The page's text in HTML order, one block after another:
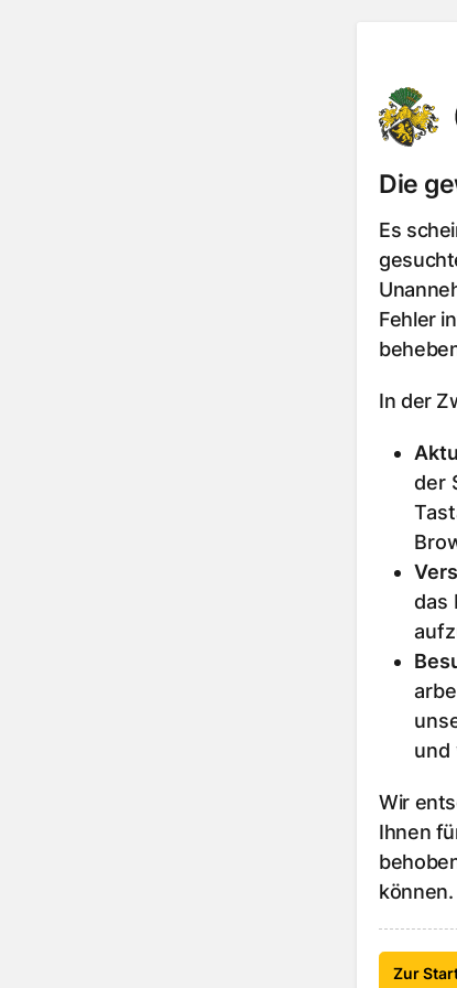
Die
Es
Fehler
In der
der
das
und
Wir
Ihnen
können.
Zur